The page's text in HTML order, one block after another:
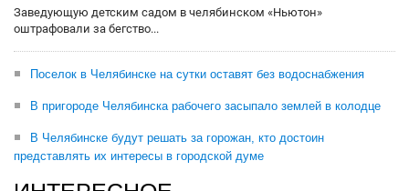
Заведующую детским садом в челябинском «Ньютон»
оштрафовали за бегство...
Поселок в Челябинске на сутки оставят без водоснабжения
В пригороде Челябинска рабочего засыпало землей в колодце
В Челябинске будут решать за горожан, кто достоин
представлять их интересы в городской думе